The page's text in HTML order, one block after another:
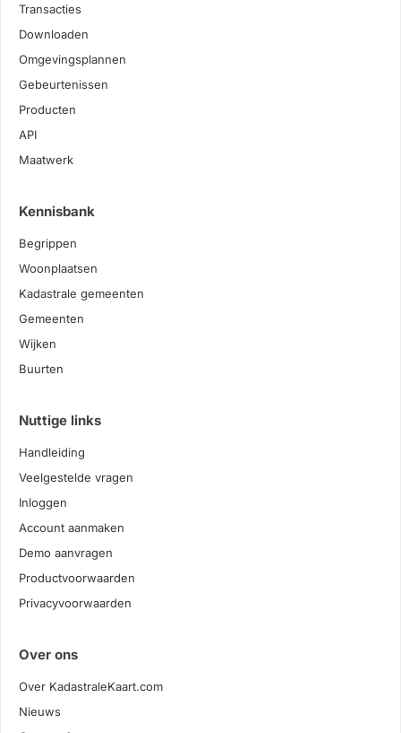
Transacties
Downloaden
Omgevingsplannen
Gebeurtenissen
Producten
API
Maatwerk
Kennisbank
Begrippen
Woonplaatsen
Kadastrale gemeenten
Gemeenten
Wijken
Buurten
Nuttige links
Handleiding
Veelgestelde vragen
Inloggen
Account aanmaken
Demo aanvragen
Productvoorwaarden
Privacyvoorwaarden
Over ons
Over KadastraleKaart.com
Nieuws